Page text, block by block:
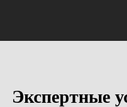
Экспертные